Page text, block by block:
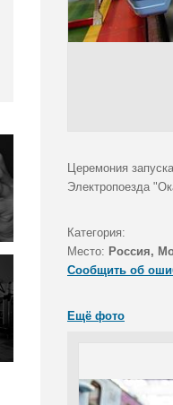
Церемония
Электропоезда
Категория:
Место: Россия,
Сообщить об
Ещё фото